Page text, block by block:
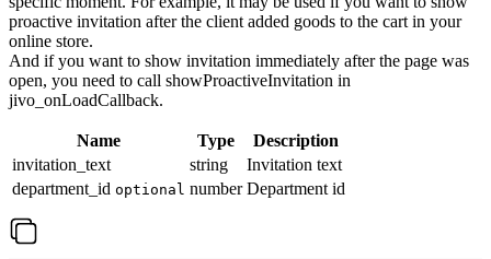
proactive invitation after the client added goods to the cart in your
online store.
And if you want to show invitation immediately after the page was
open, you need to call showProactiveInvitation in
jivo_onLoadCallback.
Name Type
Description
invitation_text
string
Invitation text
department_id optional number Department id